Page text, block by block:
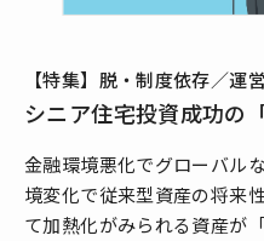
【特集】脱・制度依存／運
シニア住宅投資成功の
金融環境悪化でグローバル
境変化で従来型資産の将来
て加熱化がみられる資産が